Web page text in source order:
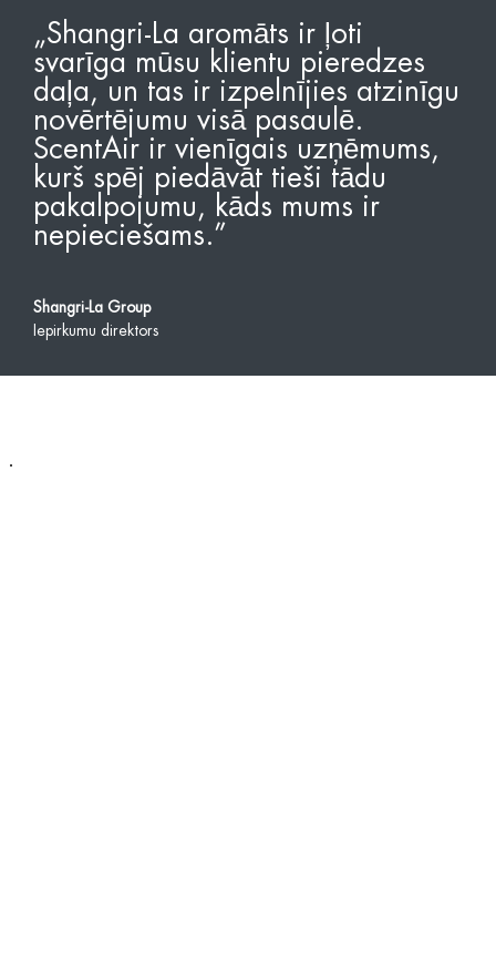
„Shangri-La aromāts ir ļoti
svarīga mūsu klientu pieredzes
daļa, un tas ir izpelnījies atzinīgu
novērtējumu visā pasaulē.
ScentAir ir vienīgais uzņēmums,
kurš spēj piedāvāt tieši tādu
pakalpojumu, kāds mums ir
nepieciešams.”
Shangri-La Group
Iepirkumu direktors